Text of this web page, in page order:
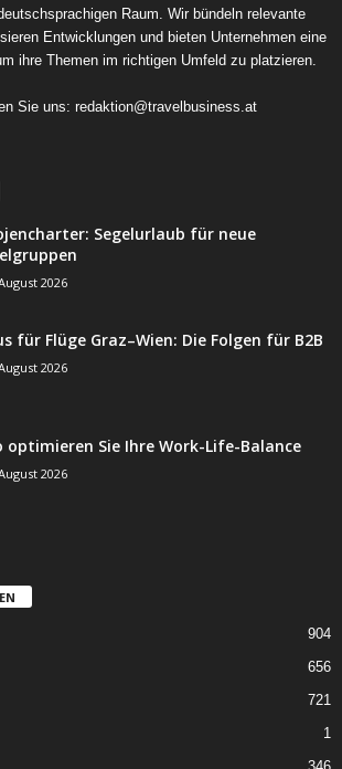
Raum. Wir bündeln relevante
Entwicklungen und bieten Unternehmen eine
ihre Themen im richtigen Umfeld zu platzieren.
Sie uns: redaktion@travelbusiness.at
Segelurlaub für neue
2026
für Flüge Graz–Wien: Die Folgen für B2B
2026
optimieren Sie Ihre Work-Life-Balance
2026
904
656
721
1